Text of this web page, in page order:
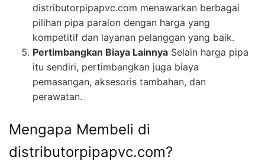
distributorpipapvc.com menawarkan berbagai
pilihan pipa paralon dengan harga yang
kompetitif dan layanan pelanggan yang baik.
Pertimbangkan Biaya Lainnya Selain harga pipa
itu sendiri, pertimbangkan juga biaya
pemasangan, aksesoris tambahan, dan
perawatan.
Mengapa Membeli di
distributorpipapvc.com?